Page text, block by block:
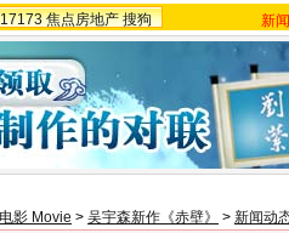
17173 焦点房地产 搜狗 新闻
电影 Movie > 吴宇森新作《赤壁》 > 新闻动